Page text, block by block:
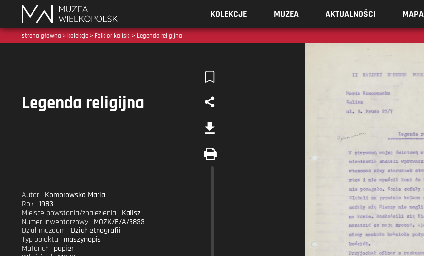
Muzea
Wielkopolski
KOLEKCJE MUZEA AKTUALNOŚCI MAPA
strona główna > kolekcje > Folklor kaliski > Legenda religijna
Legenda religijna
Autor: Komorowska Maria
Rok: 1983
Miejsce powstania/znalezienia: Kalisz
Numer inwentarzowy: MOZK/E/A/3833
Dział muzeum: Dział etnografii
Typ obiektu: maszynopis
Materiał: papier